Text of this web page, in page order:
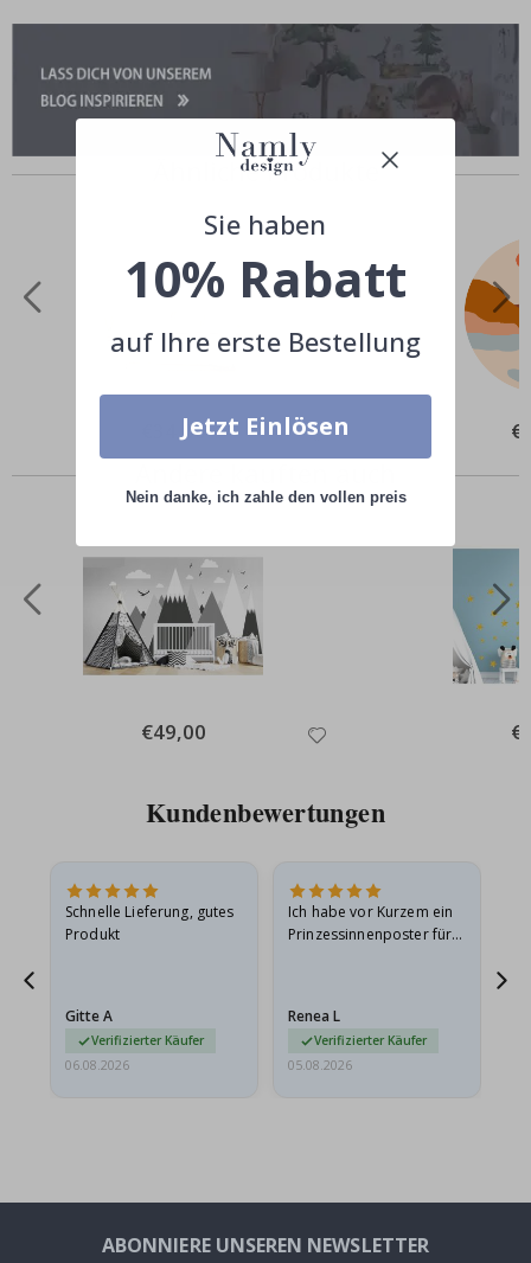
Ähnliche Produkte
€34,00
Special
Price
€49,00
Kundenbewertungen
Schnelle Lieferung, gutes
Produkt
Gitte A
Verifizierter Käufer
06.08.2026
Ich habe vor Kurzem ein
Prinzessinnenposter für
beschädigt…
Renea L
Verifizierter Käufer
05.08.2026
ABONNIERE UNSEREN NEWSLETTER
Sie haben
10% Rabatt
auf Ihre erste Bestellung
Jetzt Einlösen
Nein danke, ich zahle den vollen preis